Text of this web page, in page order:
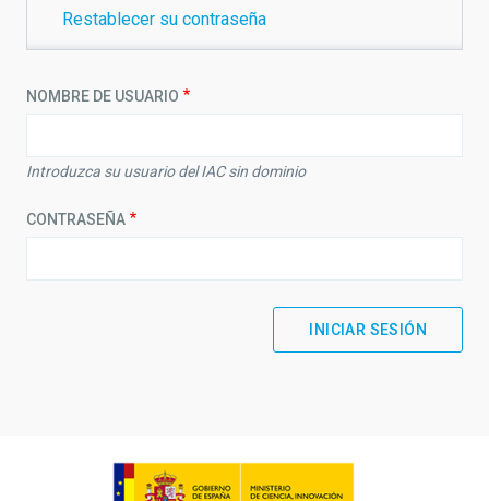
navegación
Restablecer su contraseña
NOMBRE DE USUARIO
Introduzca su usuario del IAC sin dominio
CONTRASEÑA